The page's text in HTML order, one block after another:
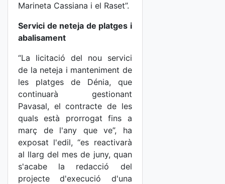
Marineta Cassiana i el Raset”.
Servici de neteja de platges i
abalisament
“La licitació del nou servici
de la neteja i manteniment de
les platges de Dénia, que
continuarà gestionant
Pavasal, el contracte de les
quals està prorrogat fins a
març de l'any que ve”, ha
exposat l'edil, “es reactivarà
al llarg del mes de juny, quan
s'acabe la redacció del
projecte d'execució d'una